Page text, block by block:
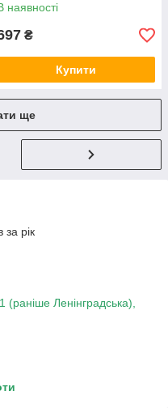
наявності
₴
Купити
ще
за рік
(раніше Ленінградська),